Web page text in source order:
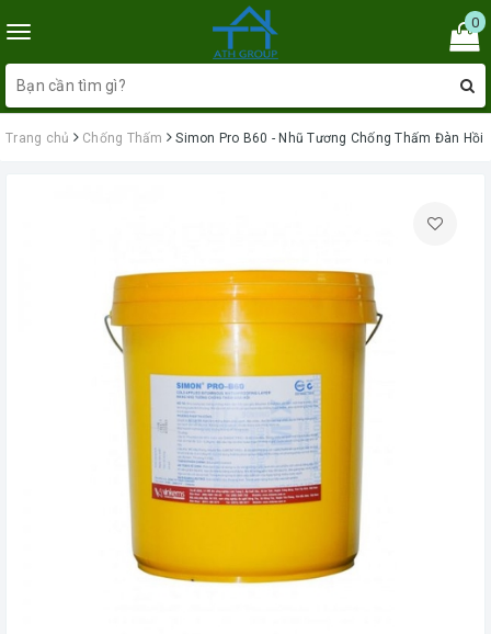
Toggle
navigation
0
Trang chủ Chống Thấm Simon Pro B60 - Nhũ Tương Chống Thấm Đàn Hồi